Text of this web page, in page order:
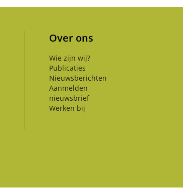
Over ons
Wie zijn wij?
Publicaties
Nieuwsberichten
Aanmelden
nieuwsbrief
Werken bij